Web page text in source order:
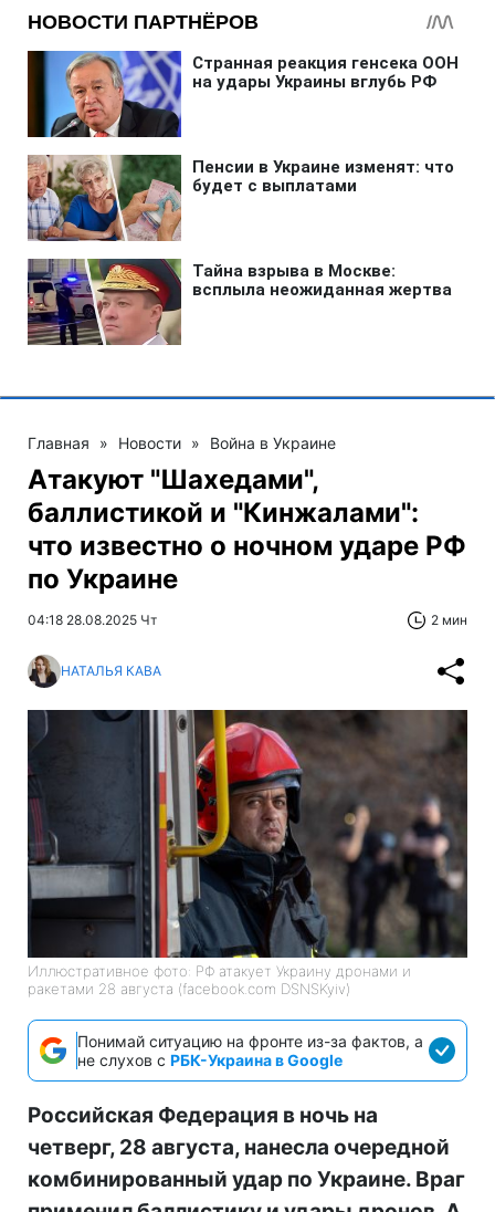
Главная » Новости » Война в Украине
Атакуют "Шахедами",
баллистикой и "Кинжалами":
что известно о ночном ударе РФ
по Украине
04:18 28.08.2025 Чт 2 мин
НАТАЛЬЯ КАВА
Иллюстративное фото: РФ атакует Украину дронами и
ракетами 28 августа (facebook.com DSNSKyiv)
Понимай ситуацию на фронте из-за фактов, а
не слухов с РБК-Украина в Google
Российская Федерация в ночь на
четверг, 28 августа, нанесла очередной
комбинированный удар по Украине. Враг